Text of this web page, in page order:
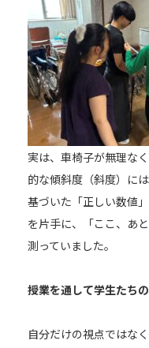
実は、車椅子が無理な
的な傾斜度（斜度）に
基づいた「正しい数値
を片手に、「ここ、あ
測っていました。
授業を通して学生たち
自分だけの視点ではな